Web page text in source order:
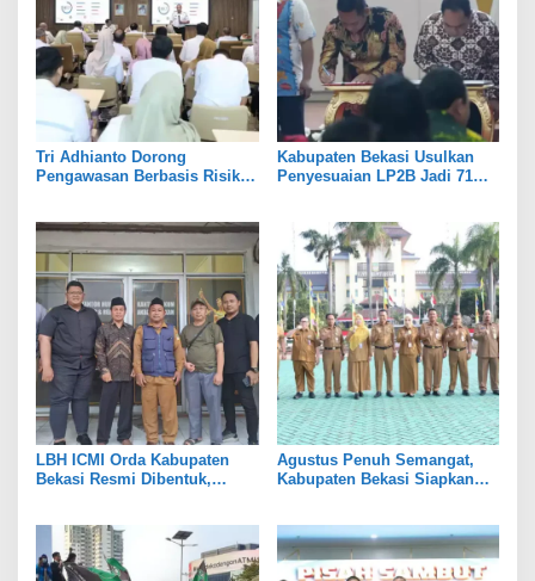
Tri Adhianto Dorong
Pengawasan Berbasis Risiko,
Kabupaten Bekasi Usulkan
Penyesuaian LP2B Jadi 71
LBH ICMI Orda Kabupaten
Bekasi Resmi Dibentuk,
Agustus Penuh Semangat,
Kabupaten Bekasi Siapkan